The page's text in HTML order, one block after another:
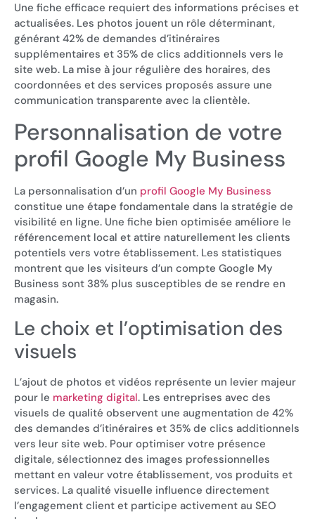
Une fiche efficace requiert des informations précises et
actualisées. Les photos jouent un rôle déterminant,
générant 42% de demandes d’itinéraires
supplémentaires et 35% de clics additionnels vers le
site web. La mise à jour régulière des horaires, des
coordonnées et des services proposés assure une
communication transparente avec la clientèle.
Personnalisation de votre
profil Google My Business
La personnalisation d’un profil Google My Business
constitue une étape fondamentale dans la stratégie de
visibilité en ligne. Une fiche bien optimisée améliore le
référencement local et attire naturellement les clients
potentiels vers votre établissement. Les statistiques
montrent que les visiteurs d’un compte Google My
Business sont 38% plus susceptibles de se rendre en
magasin.
Le choix et l’optimisation des
visuels
L’ajout de photos et vidéos représente un levier majeur
pour le marketing digital. Les entreprises avec des
visuels de qualité observent une augmentation de 42%
des demandes d’itinéraires et 35% de clics additionnels
vers leur site web. Pour optimiser votre présence
digitale, sélectionnez des images professionnelles
mettant en valeur votre établissement, vos produits et
services. La qualité visuelle influence directement
l’engagement client et participe activement au SEO